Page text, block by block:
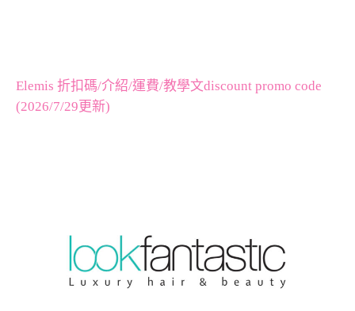
Elemis 折扣碼/介紹/運費/教學文discount promo code
(2026/7/29更新)